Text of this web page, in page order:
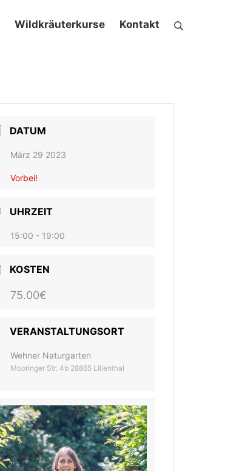
Wildkräuterkurse Kontakt
DATUM
März 29 2023
Vorbei!
UHRZEIT
15:00 - 19:00
KOSTEN
75.00€
VERANSTALTUNGSORT
Wehner Naturgarten
Mooringer Str. 4b 28865 Lilienthal